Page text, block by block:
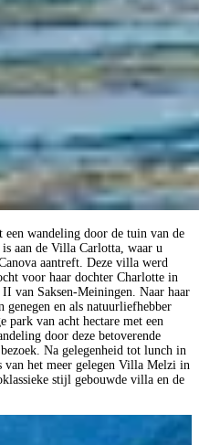
een wandeling door de tuin van de
aan de Villa Carlotta, waar u
aantreft. Deze villa werd
voor haar dochter Charlotte in
van Saksen-Meiningen. Naar haar
genegen en als natuurliefhebber
van acht hectare met een
door deze betoverende
Na gelegenheid tot lunch in
van het meer gelegen Villa Melzi in
stijl gebouwde villa en de